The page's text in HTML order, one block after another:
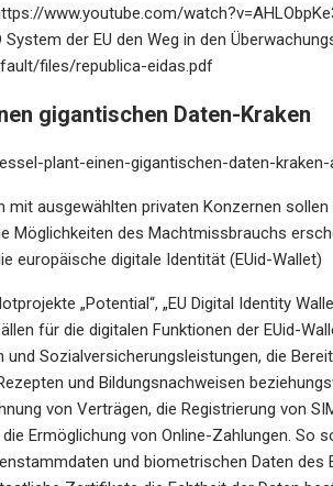
www.youtube.com/
der EU den Weg in den
files/republica-eidas.pdf
gigantischen Daten-Kraken
plant-einen-gigantischen-daten-kraken-
ausgewählten privaten Konzernen
Möglichkeiten des Machtmissbrauchs
europäische digitale Identität (EUid-Wallet)
„Potential“, „EU Digital Identity
für die digitalen Funktionen der EUid-
Sozialversicherungsleistungen, die
und Bildungsnachweisen
von Verträgen, die Registrierung von
Ermöglichung von Online-Zahlungen. So
und biometrischen Daten des